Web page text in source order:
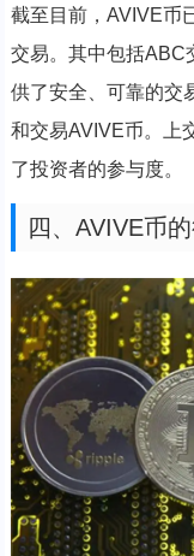
截至目前，AVIVE币
交易。其中包括ABC
供了安全、可靠的交
和交易AVIVE币。上
了投资者的参与度。
四、AVIVE币